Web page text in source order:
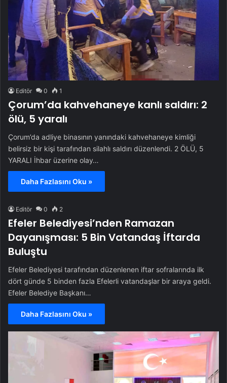
Editör 0 1
Çorum’da kahvehaneye kanlı saldırı: 2
ölü, 5 yaralı
Çorum’da adliye binasının yanındaki kahvehaneye kimliği
belirsiz bir kişi tarafından silahlı saldırı düzenlendi. 2 ÖLÜ, 5
YARALI İhbar üzerine olay…
Daha Fazlasını Oku »
Editör 0 2
Efeler Belediyesi’nden Ramazan
Dayanışması: 5 Bin Vatandaş İftarda
Buluştu
Efeler Belediyesi tarafından düzenlenen iftar sofralarında ilk
dört günde 5 binden fazla Efelerli vatandaşlar bir araya geldi.
Efeler Belediye Başkanı…
Daha Fazlasını Oku »